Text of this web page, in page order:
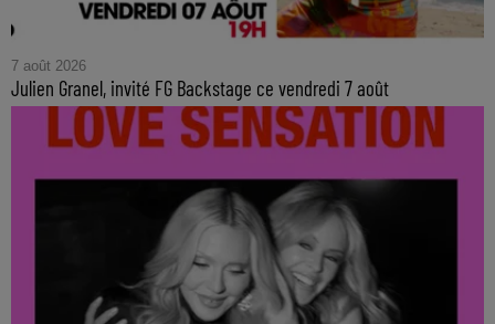
7 août 2026
Julien Granel, invité FG Backstage ce vendredi 7 août